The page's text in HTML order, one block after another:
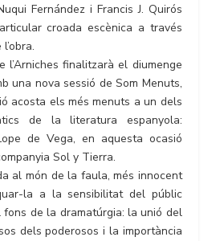
Fernández i Francis J. Quirós
croada escènica a través
l’Arniches finalitzarà el diumenge
una nova sessió de Som Menuts,
acosta els més menuts a un dels
de la literatura espanyola:
de Vega, en aquesta ocasió
Sol y Tierra.
al món de la faula, més innocent
la a la sensibilitat del públic
de la dramatúrgia: la unió del
dels poderosos i la importància